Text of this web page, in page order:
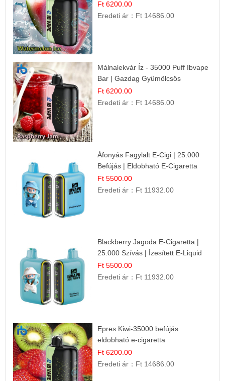
Élmény!
Ft 6200.00
Eredeti ár： Ft 14686.00
Málnalekvár Íz - 35000 Puff Ibvape
Bar | Gazdag Gyümölcsös
Ízélmény!
Ft 6200.00
Eredeti ár： Ft 14686.00
Áfonyás Fagylalt E-Cigi | 25.000
Befújás | Eldobható E-Cigaretta
Ft 5500.00
Eredeti ár： Ft 11932.00
Blackberry Jagoda E-Cigaretta |
25.000 Szívás | Ízesített E-Liquid
Ft 5500.00
Eredeti ár： Ft 11932.00
Epres Kiwi-35000 befújás
eldobható e-cigaretta
Ft 6200.00
Eredeti ár： Ft 14686.00